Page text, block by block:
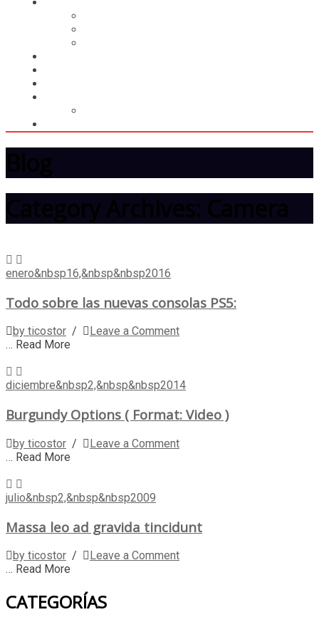
enero&nbsp16,&nbsp&nbsp2016
Todo sobre las nuevas consolas PS5:
by ticostor /
Leave a Comment
… Read More
diciembre&nbsp2,&nbsp&nbsp2014
Burgundy Options ( Format: Video )
by ticostor /
Leave a Comment
… Read More
julio&nbsp2,&nbsp&nbsp2009
Massa leo ad gravida tincidunt
by ticostor /
Leave a Comment
… Read More
CATEGORÍAS